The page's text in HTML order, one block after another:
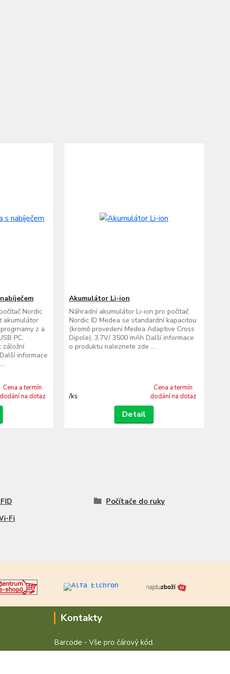
Nordic
akumulátor
z a
PC,
záložní
informace
Cena a termín
dodání na dotaz
Akumulátor Li-ion
Náhradní akumulátor Li-ion pro počítač
Nordic ID Medea se standardní kapacitou
(kromě provedení Medea Adaptive Cross
Dipole), 3,7V/ 3500 mAh Další informace
o produktu naleznete zde ....
/ks
Cena a termín
dodání na dotaz
Detail
Počítače do ruky
Fi
Kontakty
Barcode - Vše pro čárový kód.